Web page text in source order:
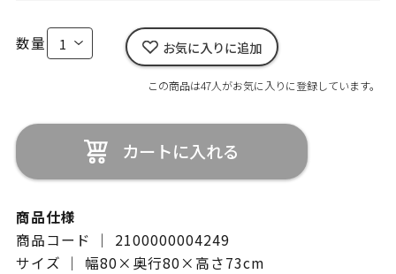
数量 お気に入りに追加
この商品は47人がお気に入りに登録しています。
カートに入れる
商品仕様
商品コード ｜ 2100000004249
サイズ ｜ 幅80×奥行80×高さ73cm